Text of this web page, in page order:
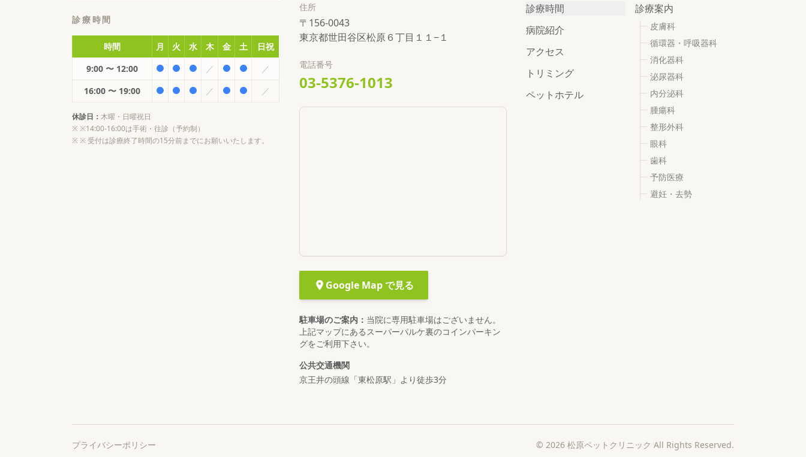
診療時間
時間 月 火 水 木 金 土
日祝
9:00 〜 12:00
／
／
16:00 〜 19:00
／ ／
休診日： 木曜・日曜祝日
※※14:00-16:00は手術・往診（予約制）
※※ 受付は診療終了時間の15分前までにお願いいたします。
住所
〒 156-0043
東京都世田谷区松原６丁目１１−１
電話番号
03-5376-1013
Google Map で見る
駐車場のご案内 ： 当院に専用駐車場はございません。
上記マップにあるスーパーパルケ裏のコインパーキン
グをご利用下さい。
公共交通機関
京王井の頭線「東松原駅」より徒歩3分
診療時間
病院紹介
アクセス
トリミング
ペットホテル
診療案内
皮膚科
循環器・呼吸器科
消化器科
泌尿器科
内分泌科
腫瘍科
整形外科
眼科
歯科
予防医療
避妊・去勢
プライバシーポリシー © 2026 松原ペットクリニック All Rights Reserved.